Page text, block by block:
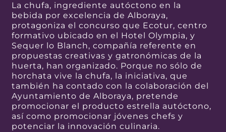
La chufa, ingrediente autóctono en la
bebida por excelencia de Alboraya,
protagoniza el concurso que Ecotur, centro
formativo ubicado en el Hotel Olympia, y
Sequer lo Blanch, compañía referente en
propuestas creativas y gatronómicas de la
huerta, han organizado. Porque no sólo de
horchata vive la chufa, la iniciativa, que
también ha contado con la colaboración del
Ayuntamiento de Alboraya, pretende
promocionar el producto estrella autóctono,
así como promocionar jóvenes chefs y
potenciar la innovación culinaria.